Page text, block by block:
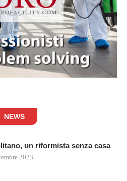
NEWS
un riformista senza casa
2023